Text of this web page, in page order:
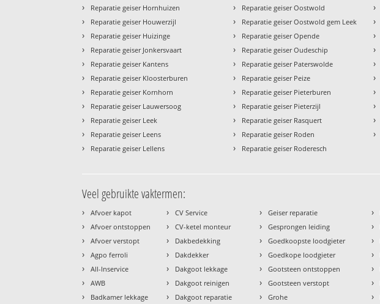
› Reparatie geiser Hornhuizen
› Reparatie geiser Houwerzijl
› Reparatie geiser Huizinge
› Reparatie geiser Jonkersvaart
› Reparatie geiser Kantens
› Reparatie geiser Kloosterburen
› Reparatie geiser Kornhorn
› Reparatie geiser Lauwersoog
› Reparatie geiser Leek
› Reparatie geiser Leens
› Reparatie geiser Lellens
› Reparatie geiser Oostwold
› Reparatie geiser Oostwold gem Leek
› Reparatie geiser Opende
› Reparatie geiser Oudeschip
› Reparatie geiser Paterswolde
› Reparatie geiser Peize
› Reparatie geiser Pieterburen
› Reparatie geiser Pieterzijl
› Reparatie geiser Rasquert
› Reparatie geiser Roden
› Reparatie geiser Roderesch
›
›
›
›
›
›
›
›
›
›
Veel gebruikte vaktermen:
› Afvoer kapot
› Afvoer ontstoppen
› Afvoer verstopt
› Agpo ferroli
› All-Inservice
› AWB
› Badkamer lekkage
› CV Service
› CV-ketel monteur
› Dakbedekking
› Dakdekker
› Dakgoot lekkage
› Dakgoot reinigen
› Dakgoot reparatie
› Geiser reparatie
› Gesprongen leiding
› Goedkoopste loodgieter
› Goedkope loodgieter
› Gootsteen ontstoppen
› Gootsteen verstopt
› Grohe
›
›
›
›
›
›
›